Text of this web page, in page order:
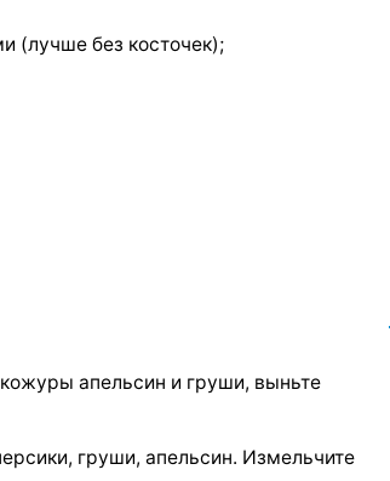
(лучше без косточек);
апельсин и груши, выньте
груши, апельсин. Измельчите